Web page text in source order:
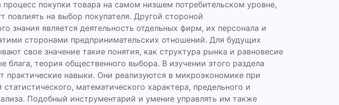
процесс покупки товара на самом низшем потребительском уровне,
повлиять на выбор покупателя. Другой стороной
знания является деятельность отдельных фирм, их персонала и
сторонами предпринимательских отношений. Для будущих
свое значение такие понятия, как структура рынка и равновесие
блага, теория общественного выбора. В изучении этого раздела
практические навыки. Они реализуются в микроэкономике при
математического характера, предельного и
Подобный инструментарий и умение управлять им также